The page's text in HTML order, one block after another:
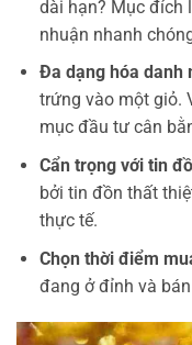
dài hạn? Mục đích
nhuận nhanh
Đa dạng hóa danh
trứng vào một giỏ.
mục đầu tư cân
Cẩn trọng với tin
bởi tin đồn thất
thực tế.
Chọn thời điểm
đang ở đỉnh và